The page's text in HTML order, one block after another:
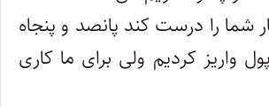
شما را درست کند پانصد و پنجاه
واریز کردیم ولی برای ما کاری